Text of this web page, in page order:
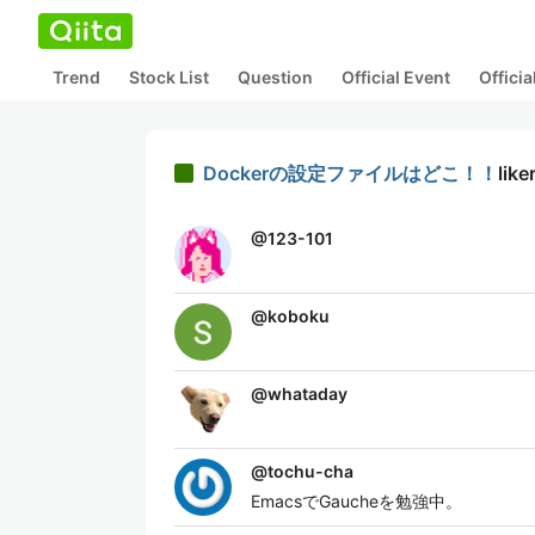
Trend Stock List Question Official Event
Dockerの設定ファイルはどこ！！
@123-101
@koboku
@whataday
@tochu-cha
EmacsでGaucheを勉強中。